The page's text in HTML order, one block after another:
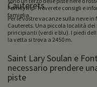
Familytrip. Troverete consigli e
famiglia.
Cauterets
Per le vostre vacanze sulla neve
Cauterets. Una piccola località
principianti (verdi e blu). I piedi
la vetta si trova a 2450 m.
Saint Lary Soulan e
necessario prendere
piste